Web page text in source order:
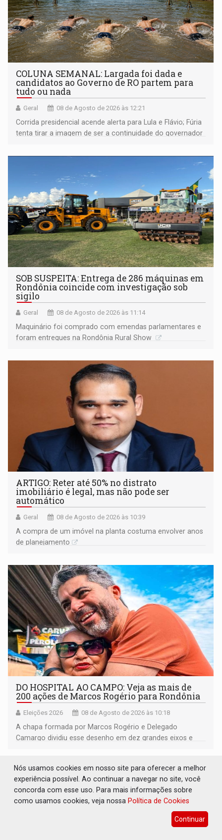
COLUNA SEMANAL: Largada foi dada e
candidatos ao Governo de RO partem para
tudo ou nada
Geral 08 de Agosto de 2026 às 12:21
Corrida presidencial acende alerta para Lula e Flávio; Fúria
tenta tirar a imagem de ser a continuidade do governador
não ter entrado no modo eleição; ABAV faz evento em
SOB SUSPEITA: Entrega de 286 máquinas em
Rondônia coincide com investigação sob
sigilo
Geral 08 de Agosto de 2026 às 11:14
Maquinário foi comprado com emendas parlamentares e
foram entregues na Rondônia Rural Show
ARTIGO: Reter até 50% no distrato
imobiliário é legal, mas não pode ser
automático
Geral 08 de Agosto de 2026 às 10:39
A compra de um imóvel na planta costuma envolver anos
de planejamento
DO HOSPITAL AO CAMPO: Veja as mais de
200 ações de Marcos Rogério para Rondônia
Eleições 2026 08 de Agosto de 2026 às 10:18
A chapa formada por Marcos Rogério e Delegado
Camargo dividiu esse desenho em dez grandes eixos e
Nós usamos cookies em nosso site para oferecer a melhor
experiência possível. Ao continuar a navegar no site, você
concorda com esse uso. Para mais informações sobre
como usamos cookies, veja nossa Política de Cookies
Continuar